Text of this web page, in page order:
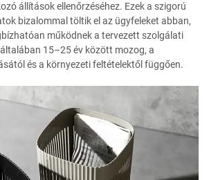
állítások ellenőrzéséhez. Ezek a szigorú
bizalommal töltik el az ügyfeleket abban,
működnek a tervezett szolgálati
15–25 év között mozog, a
és a környezeti feltételektől függően.